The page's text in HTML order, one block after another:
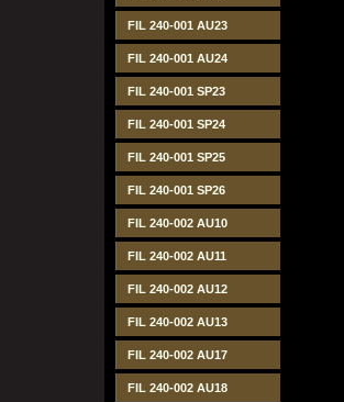
FIL 240-001 AU23
FIL 240-001 AU24
FIL 240-001 SP23
FIL 240-001 SP24
FIL 240-001 SP25
FIL 240-001 SP26
FIL 240-002 AU10
FIL 240-002 AU11
FIL 240-002 AU12
FIL 240-002 AU13
FIL 240-002 AU17
FIL 240-002 AU18